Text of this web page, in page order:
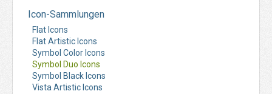
Icon-Sammlungen
Flat Icons
Flat Artistic Icons
Symbol Color Icons
Symbol Duo Icons
Symbol Black Icons
Vista Artistic Icons